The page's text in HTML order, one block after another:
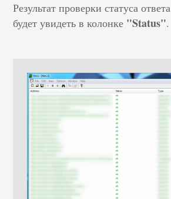
Результат проверки статуса
будет увидеть в колонке "Status".